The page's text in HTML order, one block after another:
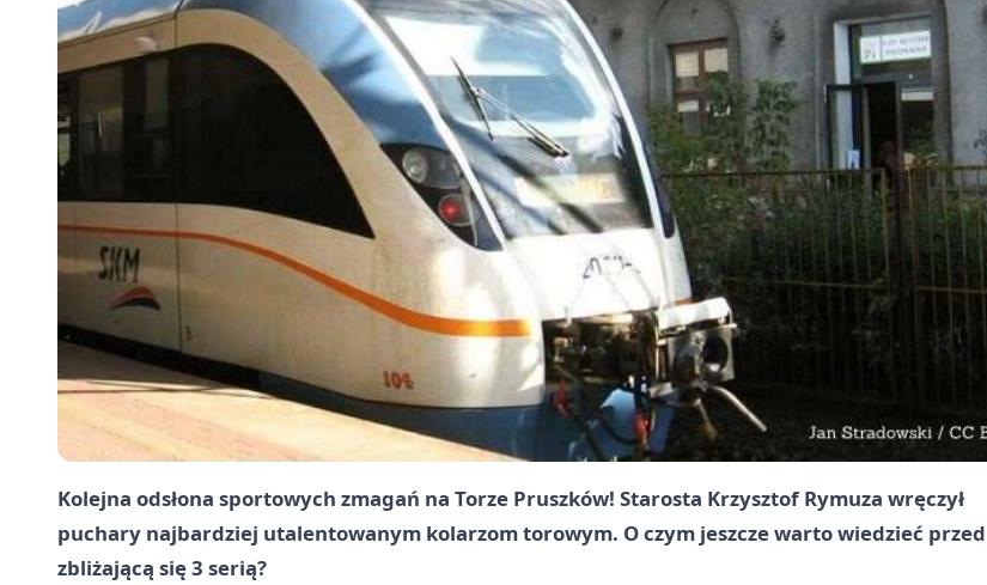
Kolejna odsłona sportowych zmagań na Torze Pruszków! Starosta Krzysztof Rymuza wręczył
puchary najbardziej utalentowanym kolarzom torowym. O czym jeszcze warto wiedzieć przed
zbliżającą się 3 serią?